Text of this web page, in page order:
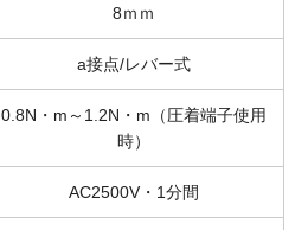
8ｍｍ
a接点/レバー式
0.8N・m～1.2N・m（圧着端子使用
時）
AC2500V・1分間